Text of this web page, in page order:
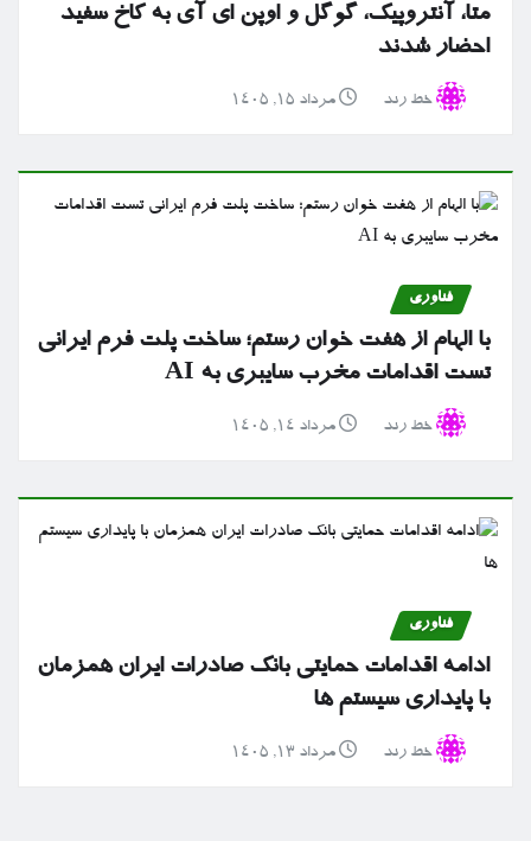
متا، آنتروپیک، گوگل و اوپن ای آی به کاخ سفید
احضار شدند
خط رند مرداد ۱۵, ۱۴۰۵
فناوری
با الهام از هفت خوان رستم؛ ساخت پلت فرم ایرانی
تست اقدامات مخرب سایبری به AI
خط رند مرداد ۱۴, ۱۴۰۵
فناوری
ادامه اقدامات حمایتی بانک صادرات ایران همزمان
با پایداری سیستم ها
خط رند مرداد ۱۳, ۱۴۰۵